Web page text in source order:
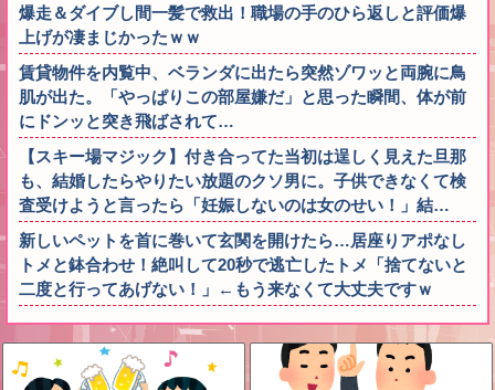
爆走＆ダイブし間一髪で救出！職場の手のひら返しと評価爆
上げが凄まじかったｗｗ
賃貸物件を内覧中、ベランダに出たら突然ゾワッと両腕に鳥
肌が出た。「やっぱりこの部屋嫌だ」と思った瞬間、体が前
にドンッと突き飛ばされて…
【スキー場マジック】付き合ってた当初は逞しく見えた旦那
も、結婚したらやりたい放題のクソ男に。子供できなくて検
査受けようと言ったら「妊娠しないのは女のせい！」結…
新しいペットを首に巻いて玄関を開けたら…居座りアポなし
トメと鉢合わせ！絶叫して20秒で逃亡したトメ「捨てないと
二度と行ってあげない！」←もう来なくて大丈夫ですｗ